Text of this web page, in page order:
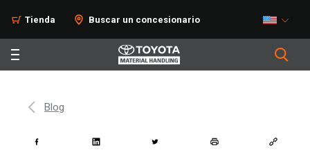
Tienda Buscar un concesionario
Blog